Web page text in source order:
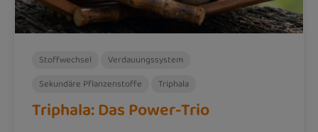
Stoffwechsel
Verdauungssystem
Sekundäre Pflanzenstoffe
Triphala
Triphala: Das Power-Trio